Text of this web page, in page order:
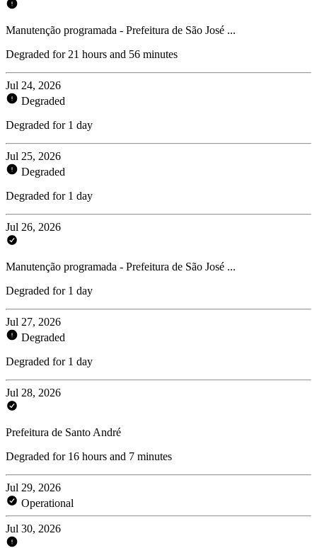
Manutenção programada - Prefeitura de São José ...
Degraded for 21 hours and 56 minutes
Jul 24, 2026
Degraded
Degraded for 1 day
Jul 25, 2026
Degraded
Degraded for 1 day
Jul 26, 2026
Manutenção programada - Prefeitura de São José ...
Degraded for 1 day
Jul 27, 2026
Degraded
Degraded for 1 day
Jul 28, 2026
Prefeitura de Santo André
Degraded for 16 hours and 7 minutes
Jul 29, 2026
Operational
Jul 30, 2026